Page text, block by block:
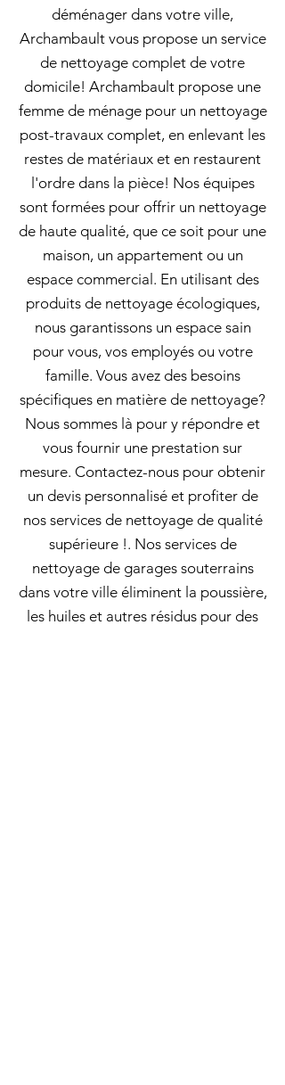
déménager dans votre ville,
Archambault vous propose un service
de nettoyage complet de votre
domicile! Archambault propose une
femme de ménage pour un nettoyage
post-travaux complet, en enlevant les
restes de matériaux et en restaurent
l'ordre dans la pièce! Nos équipes
sont formées pour offrir un nettoyage
de haute qualité, que ce soit pour une
maison, un appartement ou un
espace commercial. En utilisant des
produits de nettoyage écologiques,
nous garantissons un espace sain
pour vous, vos employés ou votre
famille. Vous avez des besoins
spécifiques en matière de nettoyage?
Nous sommes là pour y répondre et
vous fournir une prestation sur
mesure. Contactez-nous pour obtenir
un devis personnalisé et profiter de
nos services de nettoyage de qualité
supérieure !. Nos services de
nettoyage de garages souterrains
dans votre ville éliminent la poussière,
les huiles et autres résidus pour des